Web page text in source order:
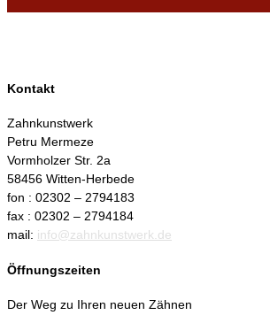
Kontakt
Zahnkunstwerk
Petru Mermeze
Vormholzer Str. 2a
58456 Witten-Herbede
fon : 02302 – 2794183
fax : 02302 – 2794184
mail: info@zahnkunstwerk.de
Öffnungszeiten
Der Weg zu Ihren neuen Zähnen